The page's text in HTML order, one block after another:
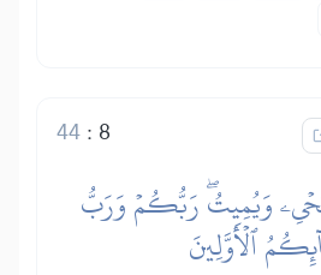
8
:
44
يُحۡيِۦ وَيُمِيتُۖ رَبُّكُمۡ وَرَبُّ
ٱلۡأَوَّلِينَ